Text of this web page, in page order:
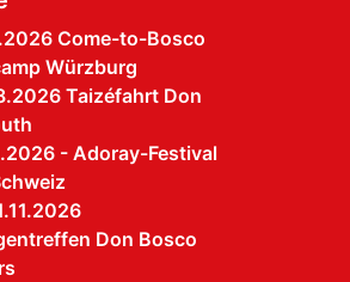
Come-to-Bosco
Würzburg
Taizéfahrt Don
- Adoray-Festival
Don Bosco